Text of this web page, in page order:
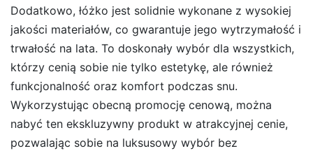
Dodatkowo, łóżko jest solidnie wykonane z wysokiej
jakości materiałów, co gwarantuje jego wytrzymałość i
trwałość na lata. To doskonały wybór dla wszystkich,
którzy cenią sobie nie tylko estetykę, ale również
funkcjonalność oraz komfort podczas snu.
Wykorzystując obecną promocję cenową, można
nabyć ten ekskluzywny produkt w atrakcyjnej cenie,
pozwalając sobie na luksusowy wybór bez